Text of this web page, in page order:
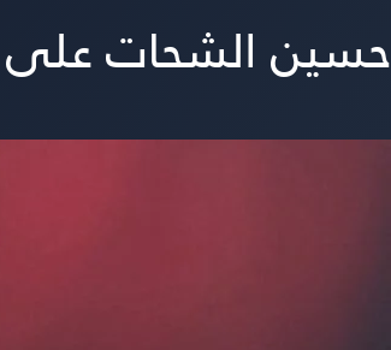
حسين الشحات على